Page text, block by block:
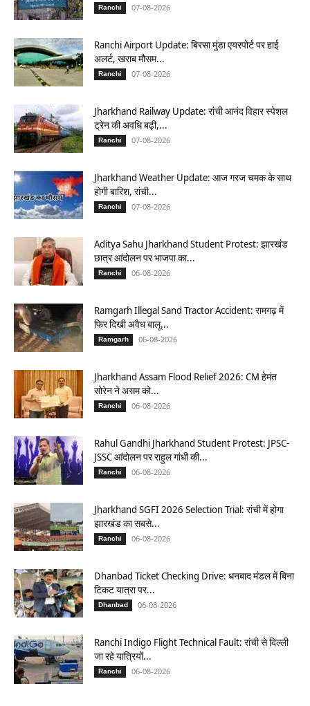
Ranchi 07-08-2026
Ranchi Airport Update: बिरसा मुंडा एयरपोर्ट पर हाई
अलर्ट, खराब मौसम...
Ranchi 07-08-2026
Jharkhand Railway Update: रांची आनंद विहार स्पेशल
ट्रेन की अवधि बढ़ी,...
Ranchi 07-08-2026
Jharkhand Weather Update: आज गरज चमक के साथ
होगी बारिश, रांची...
Ranchi 07-08-2026
Aditya Sahu Jharkhand Student Protest: झारखंड
छात्र आंदोलन पर भाजपा का...
Ranchi 06-08-2026
Ramgarh Illegal Sand Tractor Accident: रामगढ़ में
फिर दिखी अवैध बालू...
Ramgarh 06-08-2026
Jharkhand Assam Flood Relief 2026: CM हेमंत
सोरेन ने असम को...
Ranchi 06-08-2026
Rahul Gandhi Jharkhand Student Protest: JPSC-
JSSC आंदोलन पर राहुल गांधी की...
Ranchi 06-08-2026
Jharkhand SGFI 2026 Selection Trial: रांची में होगा
झारखंड का सबसे...
Ranchi 06-08-2026
Dhanbad Ticket Checking Drive: धनबाद मंडल में बिना
टिकट यात्रा पर...
Dhanbad 06-08-2026
Ranchi Indigo Flight Technical Fault: रांची से दिल्ली
जा रहे यात्रियों...
Ranchi 06-08-2026